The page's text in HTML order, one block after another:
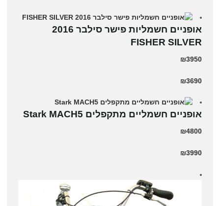
אופניים חשמליות פישר סילבר 2016
FISHER SILVER
₪3950
₪3690
‏אופניים חשמליים ‏מתקפלים Stark MACH5
₪4800
₪3990